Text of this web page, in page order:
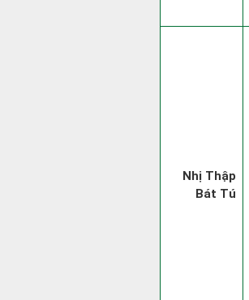
Nhị Thập
Bát Tú